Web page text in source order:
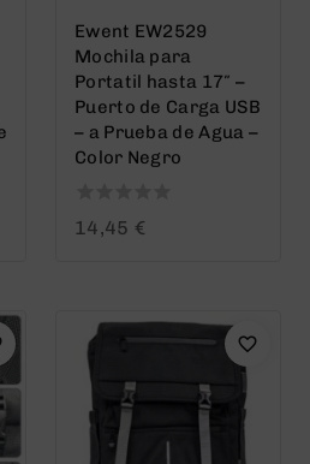
Ewent EW2529
Mochila para
Portatil hasta 17″ –
Puerto de Carga USB
– a Prueba de Agua –
Color Negro
014,45 €